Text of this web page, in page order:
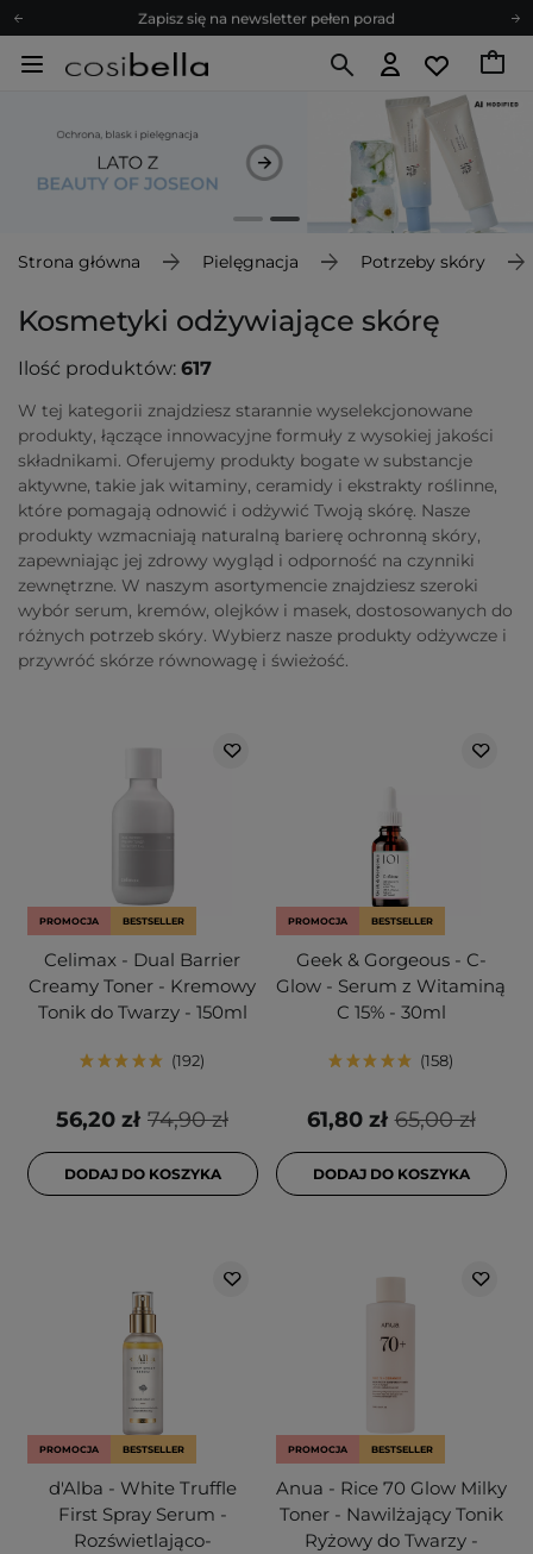
Zapisz się na newsletter pełen porad
Bezpłatne konsultacje kosmetologiczne
Poleć nas i zyskaj jeszcze więcej punktów
Zapisz się na newsletter pełen porad
Strona główna Pielęgnacja Potrzeby skóry
Kosmetyki odżywiające skórę
Ilość produktów: 617
W tej kategorii znajdziesz starannie wyselekcjonowane
produkty, łączące innowacyjne formuły z wysokiej jakości
składnikami. Oferujemy produkty bogate w substancje
aktywne, takie jak witaminy, ceramidy i ekstrakty roślinne,
które pomagają odnowić i odżywić Twoją skórę. Nasze
produkty wzmacniają naturalną barierę ochronną skóry,
zapewniając jej zdrowy wygląd i odporność na czynniki
zewnętrzne. W naszym asortymencie znajdziesz szeroki
wybór serum, kremów, olejków i masek, dostosowanych do
różnych potrzeb skóry. Wybierz nasze produkty odżywcze i
przywróć skórze równowagę i świeżość.
PROMOCJA BESTSELLER
Celimax - Dual Barrier
Creamy Toner - Kremowy
Tonik do Twarzy - 150ml
192
74,90 zł
56,20 zł
DODAJ DO KOSZYKA
PROMOCJA BESTSELLER
Geek & Gorgeous - C-
Glow - Serum z Witaminą
C 15% - 30ml
158
65,00 zł
61,80 zł
DODAJ DO KOSZYKA
PROMOCJA BESTSELLER
d'Alba - White Truffle
First Spray Serum -
Rozświetlająco-
PROMOCJA BESTSELLER
Anua - Rice 70 Glow Milky
Toner - Nawilżający Tonik
Ryżowy do Twarzy -